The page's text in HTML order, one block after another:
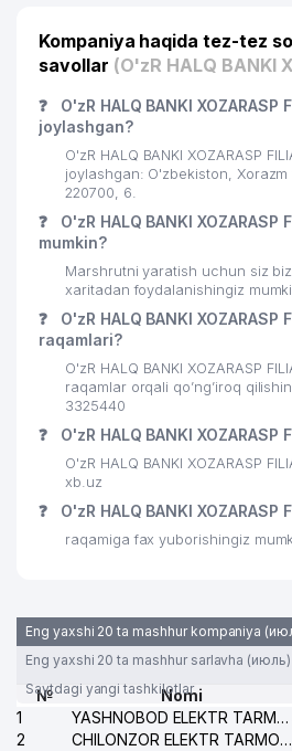
Kompaniya haqida tez-tez
savollar (O'zR HALQ BANKI
❓
O'zR HALQ BANKI XOZARASP
joylashgan?
O'zR HALQ BANKI XOZARASP
joylashgan: O'zbekiston, Xorazm
220700, 6.
❓
O'zR HALQ BANKI
mumkin?
Marshrutni yaratish uchun siz
xaritadan foydalanishingiz
❓
O'zR HALQ BANKI XOZARASP
raqamlari?
O'zR HALQ BANKI XOZARASP
raqamlar orqali qo’ng’iroq
3325440
❓ O'zR HALQ BANKI
O'zR HALQ BANKI XOZARASP
xb.uz
❓ O'zR HALQ BANKI
raqamiga fax yuborishingiz
Eng yaxshi 20 ta mashhur kompaniya
Eng yaxshi 20 ta mashhur sarlavha (июль)
Saytdagi yangi tashkilotlar
№
Nomi
1
YASHNOBOD ELEKTR TARMOG'I NOSOZLIKLARI XIZMATI
2
CHILONZOR ELEKTR TARMOG'I NOSOZLIK XIZMATI